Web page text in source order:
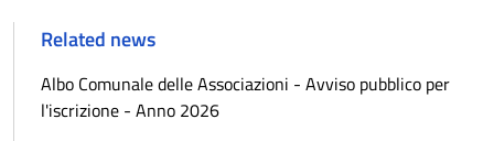
Related news
Albo Comunale delle Associazioni - Avviso pubblico per
l'iscrizione - Anno 2026